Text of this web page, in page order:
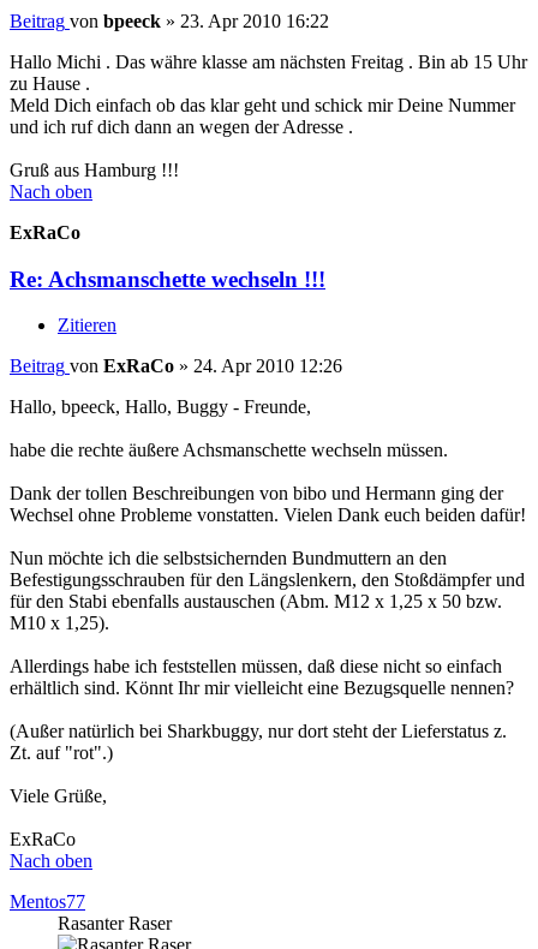
Beitrag von bpeeck » 23. Apr 2010 16:22
Hallo Michi . Das währe klasse am nächsten Freitag . Bin ab 15 Uhr
zu Hause .
Meld Dich einfach ob das klar geht und schick mir Deine Nummer
und ich ruf dich dann an wegen der Adresse .
Gruß aus Hamburg !!!
Nach oben
ExRaCo
Re: Achsmanschette wechseln !!!
Zitieren
Beitrag von ExRaCo » 24. Apr 2010 12:26
Hallo, bpeeck, Hallo, Buggy - Freunde,
habe die rechte äußere Achsmanschette wechseln müssen.
Dank der tollen Beschreibungen von bibo und Hermann ging der
Wechsel ohne Probleme vonstatten. Vielen Dank euch beiden dafür!
Nun möchte ich die selbstsichernden Bundmuttern an den
Befestigungsschrauben für den Längslenkern, den Stoßdämpfer und
für den Stabi ebenfalls austauschen (Abm. M12 x 1,25 x 50 bzw.
M10 x 1,25).
Allerdings habe ich feststellen müssen, daß diese nicht so einfach
erhältlich sind. Könnt Ihr mir vielleicht eine Bezugsquelle nennen?
(Außer natürlich bei Sharkbuggy, nur dort steht der Lieferstatus z.
Zt. auf "rot".)
Viele Grüße,
ExRaCo
Nach oben
Mentos77
Rasanter Raser